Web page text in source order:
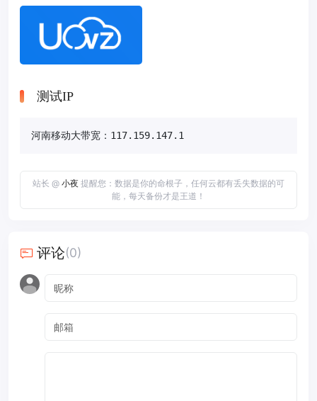
测试IP
河南移动大带宽：117.159.147.1
站长 @ 小夜 提醒您：数据是你的命根子，任何云都有丢失数据的可
能，每天备份才是王道！
评论(0)